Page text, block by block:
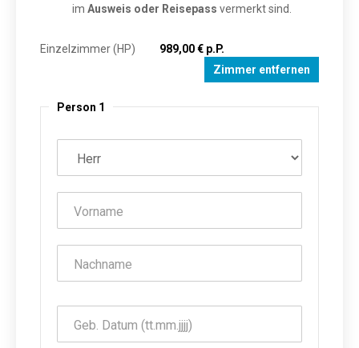
im Ausweis oder Reisepass vermerkt sind.
Einzelzimmer (HP)
989,00 € p.P.
Zimmer entfernen
Person 1